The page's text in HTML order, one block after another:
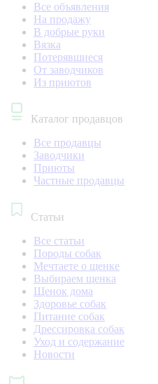
Все объявления
На продажу
В добрые руки
Вязка
Потерявшиеся
От заводчиков
Из приютов
Каталог продавцов
Все продавцы
Заводчики
Приюты
Частные продавцы
Статьи
Все статьи
Породы собак
Мечтаете о щенке
Выбираем щенка
Щенок дома
Здоровье собак
Питание собак
Дрессировка собак
Уход и содержание
Новости